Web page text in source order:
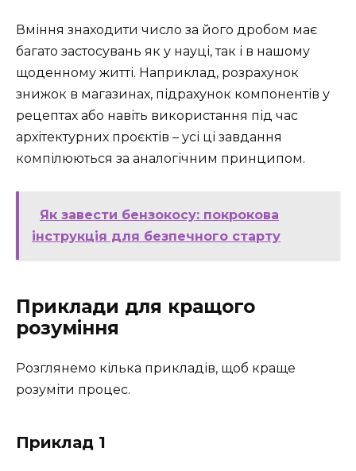
Вміння знаходити число за його дробом має
багато застосувань як у науці, так і в нашому
щоденному житті. Наприклад, розрахунок
знижок в магазинах, підрахунок компонентів у
рецептах або навіть використання під час
архітектурних проєктів – усі ці завдання
компілюються за аналогічним принципом.
Як завести бензокосу: покрокова
інструкція для безпечного старту
Приклади для кращого
розуміння
Розглянемо кілька прикладів, щоб краще
розуміти процес.
Приклад 1